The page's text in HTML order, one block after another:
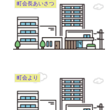
町会長あいさつ
町会より